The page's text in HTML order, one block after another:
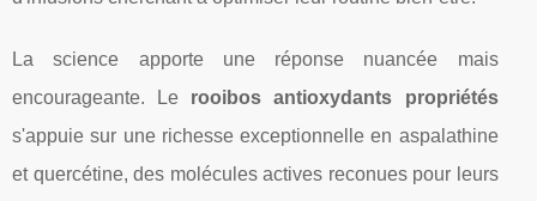
La science apporte une réponse nuancée mais
encourageante. Le rooibos antioxydants propriétés
s'appuie sur une richesse exceptionnelle en aspalathine
et quercétine, des molécules actives reconues pour leurs